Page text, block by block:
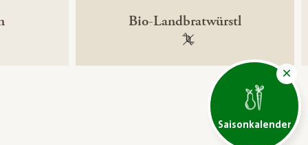
Saisonkalender
Bio-Landbratwürstl
100 % gentechnikfrei